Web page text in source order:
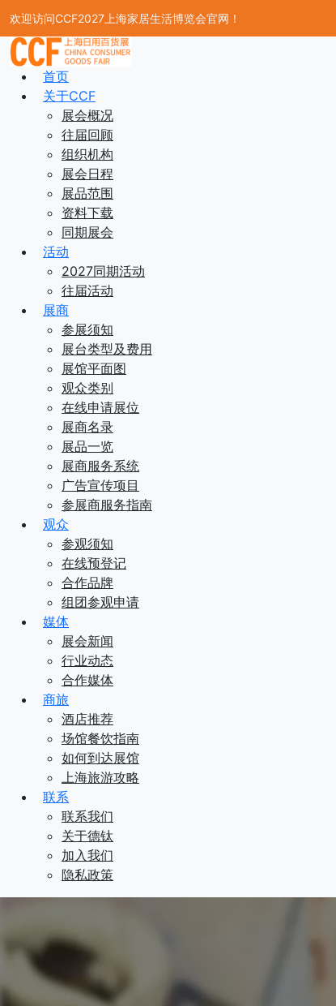
欢迎访问CCF2027上海家居生活博览会官网！
首页
关于CCF
展会概况
往届回顾
组织机构
展会日程
展品范围
资料下载
同期展会
活动
2027同期活动
往届活动
展商
参展须知
展台类型及费用
展馆平面图
观众类别
在线申请展位
展商名录
展品一览
展商服务系统
广告宣传项目
参展商服务指南
观众
参观须知
在线预登记
合作品牌
组团参观申请
媒体
展会新闻
行业动态
合作媒体
商旅
酒店推荐
场馆餐饮指南
如何到达展馆
上海旅游攻略
联系
联系我们
关于德钛
加入我们
隐私政策